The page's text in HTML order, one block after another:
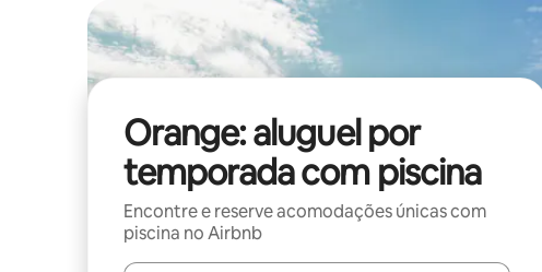
Orange: aluguel por
temporada com piscina
Encontre e reserve acomodações únicas com
piscina no Airbnb